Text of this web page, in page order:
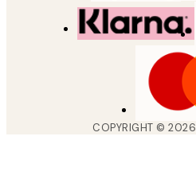
COPYRIGHT ©2026